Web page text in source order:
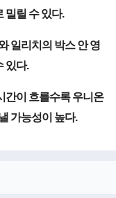
밀릴 수 있다.
일리치의 박스 안 영
있다.
간이 흐를수록 우니온
가능성이 높다.